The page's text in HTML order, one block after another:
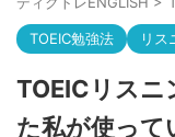
TOEIC勉強法 リス
TOEICリス
た私が使って